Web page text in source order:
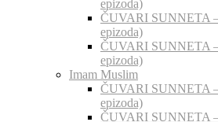
epizoda)
ČUVARI SUNNETA
epizoda)
ČUVARI SUNNETA
epizoda)
Imam Muslim
ČUVARI SUNNETA
epizoda)
ČUVARI SUNNETA